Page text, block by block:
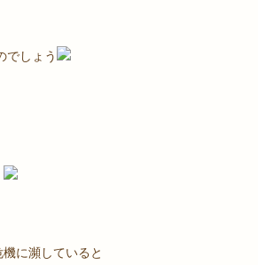
でしょう
に瀕していると